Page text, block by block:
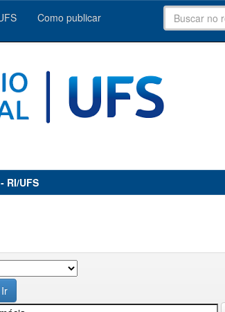
Como publicar
RI/UFS